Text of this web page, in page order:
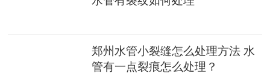
郑州水管小裂缝怎么处理方法 水
管有一点裂痕怎么处理？